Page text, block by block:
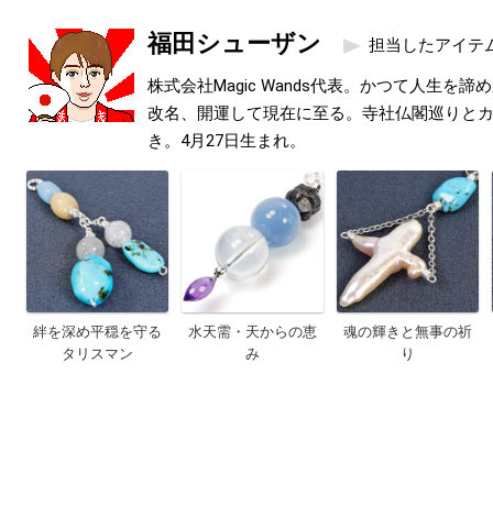
福田シューザン 担当したアイテ
株式会社Magic Wands代表。かつて人生を諦
改名、開運して現在に至る。寺社仏閣巡りと
き。4月27日生まれ。
絆を深め平穏を守る
タリスマン
水天需・天からの恵
み
魂の輝きと無事の祈
り